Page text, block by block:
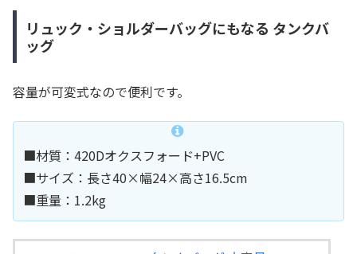
リュック・ショルダーバッグにもなる タンクバ
ッグ
容量が可変式なので便利です。
■材質：420Dオクスフォード+PVC
■サイズ：長さ40×幅24×高さ16.5cm
■重量：1.2kg